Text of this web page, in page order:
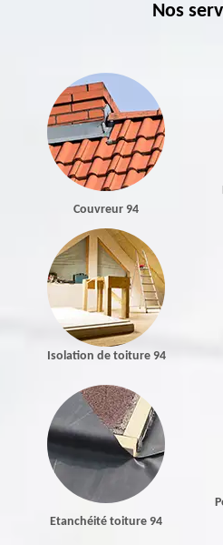
Nos
Couvreur 94
Isolation de toiture 94
Etanchéité toiture 94